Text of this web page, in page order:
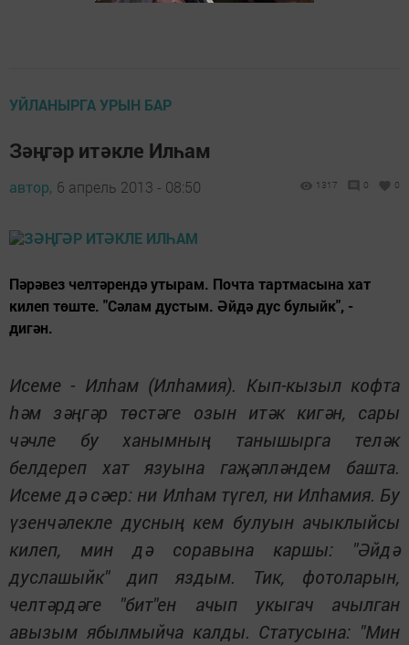
УЙЛАНЫРГА УРЫН БАР
Зәңгәр итәкле Илһам
автор, 6 апрель 2013 - 08:50 1317 0 0
Пәрәвез челтәрендә утырам. Почта тартмасына хат
килеп төште. "Сәлам дустым. Әйдә дус булыйк", -
дигән.
Исеме - Илһам (Илһамия). Кып-кызыл кофта
һәм зәңгәр төстәге озын итәк кигән, сары
чәчле бу ханымның танышырга теләк
белдереп хат язуына гаҗәпләндем башта.
Исеме дә сәер: ни Илһам түгел, ни Илһамия. Бу
үзенчәлекле дусның кем булуын ачыклыйсы
килеп, мин дә соравына каршы: "Әйдә
дуслашыйк" дип яздым. Тик, фотоларын,
челтәрдәге "бит"ен ачып укыгач ачылган
авызым ябылмыйча калды. Статусына: "Мин